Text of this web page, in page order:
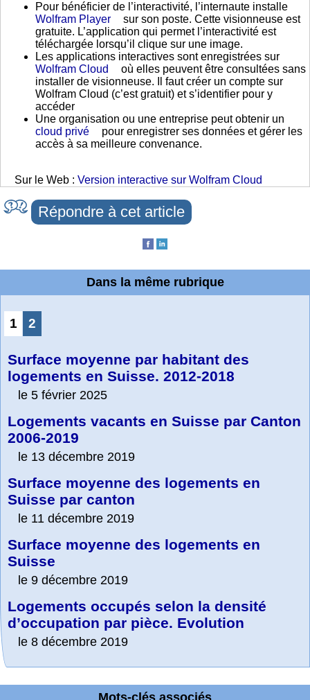
Pour bénéficier de l’interactivité, l’internaute installe
Wolfram Player
sur son poste. Cette visionneuse est
gratuite. L’application qui permet l’interactivité est
téléchargée lorsqu’il clique sur une image.
Les applications interactives sont enregistrées sur
Wolfram Cloud
où elles peuvent être consultées sans
installer de visionneuse. Il faut créer un compte sur
Wolfram Cloud (c’est gratuit) et s’identifier pour y
accéder
Une organisation ou une entreprise peut obtenir un
cloud privé
pour enregistrer ses données et gérer les
accès à sa meilleure convenance.
Sur le Web : Version interactive sur Wolfram Cloud
Répondre à cet article
Dans la même rubrique
1 2
Surface moyenne par habitant des
logements en Suisse. 2012-2018
le 5 février 2025
Logements vacants en Suisse par Canton
2006-2019
le 13 décembre 2019
Surface moyenne des logements en
Suisse par canton
le 11 décembre 2019
Surface moyenne des logements en
Suisse
le 9 décembre 2019
Logements occupés selon la densité
d’occupation par pièce. Evolution
le 8 décembre 2019